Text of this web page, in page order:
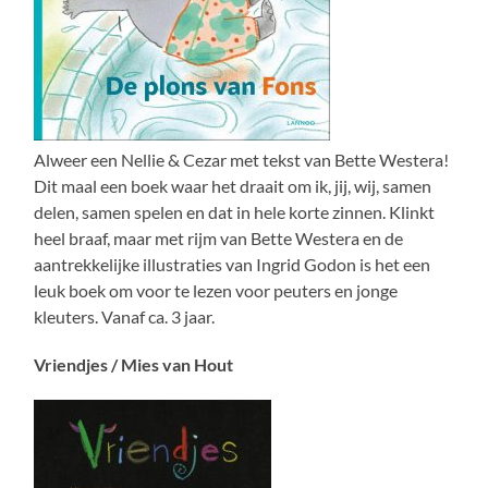
Alweer een Nellie & Cezar met tekst van Bette Westera!
Dit maal een boek waar het draait om ik, jij, wij, samen
delen, samen spelen en dat in hele korte zinnen. Klinkt
heel braaf, maar met rijm van Bette Westera en de
aantrekkelijke illustraties van Ingrid Godon is het een
leuk boek om voor te lezen voor peuters en jonge
kleuters. Vanaf ca. 3 jaar.
Vriendjes / Mies van Hout